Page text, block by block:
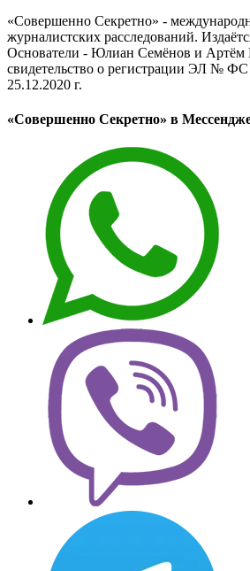
«Совершенно Секретно» -
журналистских расследований.
Основатели - Юлиан Семёнов и
свидетельство о регистрации ЭЛ № ФС
25.12.2020 г.
«Совершенно Секретно» в